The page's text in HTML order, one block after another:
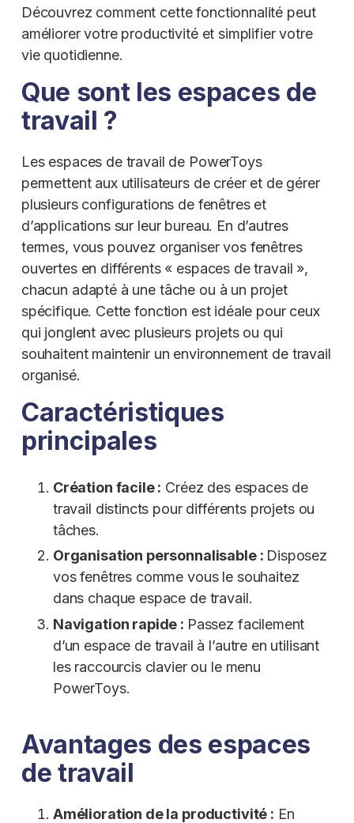
Découvrez comment cette fonctionnalité peut
améliorer votre productivité et simplifier votre
vie quotidienne.
Que sont les espaces de
travail ?
Les espaces de travail de PowerToys
permettent aux utilisateurs de créer et de gérer
plusieurs configurations de fenêtres et
d’applications sur leur bureau. En d’autres
termes, vous pouvez organiser vos fenêtres
ouvertes en différents « espaces de travail »,
chacun adapté à une tâche ou à un projet
spécifique. Cette fonction est idéale pour ceux
qui jonglent avec plusieurs projets ou qui
souhaitent maintenir un environnement de travail
organisé.
Caractéristiques
principales
Création facile : Créez des espaces de
travail distincts pour différents projets ou
tâches.
Organisation personnalisable : Disposez
vos fenêtres comme vous le souhaitez
dans chaque espace de travail.
Navigation rapide : Passez facilement
d’un espace de travail à l’autre en utilisant
les raccourcis clavier ou le menu
PowerToys.
Avantages des espaces
de travail
Amélioration de la productivité : En